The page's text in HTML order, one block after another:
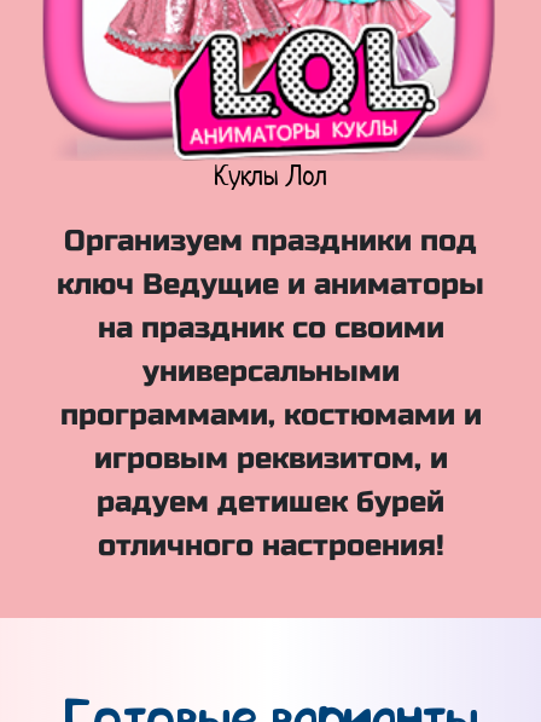
Куклы Лол
Организуем праздники под
ключ Ведущие и аниматоры
на праздник со своими
универсальными
программами, костюмами и
игровым реквизитом, и
радуем детишек бурей
отличного настроения!